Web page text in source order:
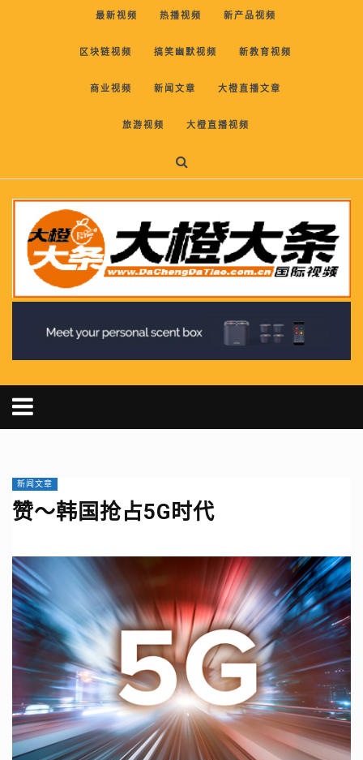
最新视频 热播视频 新产品视频
区块链视频 搞笑幽默视频 新教育视频
商业视频 新闻文章 大橙直播文章
旅游视频 大橙直播视频
新闻文章
赞～韩国抢占5G时代